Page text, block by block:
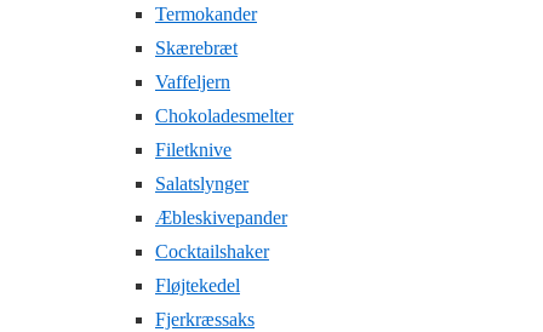
Termokander
Skærebræt
Vaffeljern
Chokoladesmelter
Filetknive
Salatslynger
Æbleskivepander
Cocktailshaker
Fløjtekedel
Fjerkræssaks